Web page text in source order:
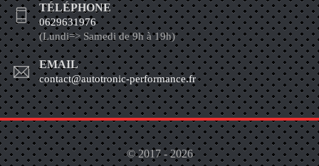
TÉLÉPHONE
0629631976
(Lundi=> Samedi de 9h à 19h)
EMAIL
contact@autotronic-performance.fr
© 2017 - 2026